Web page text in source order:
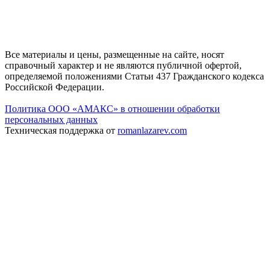
Все материалы и цены, размещенные на сайте, носят
справочный характер и не являются публичной офертой,
определяемой положениями Статьи 437 Гражданского кодекса
Российской Федерации.
Политика ООО «АМАКС» в отношении обработки
персональных данных
Техническая поддержка от romanlazarev.com